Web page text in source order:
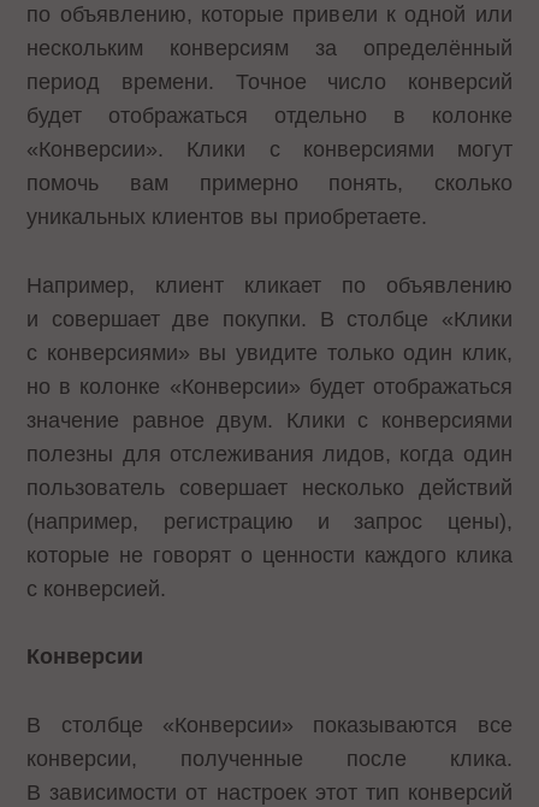
по объявлению, которые привели к одной или
нескольким конверсиям за определённый
период времени. Точное число конверсий
будет отображаться отдельно в колонке
«Конверсии». Клики с конверсиями могут
помочь вам примерно понять, сколько
уникальных клиентов вы приобретаете.
Например, клиент кликает по объявлению
и совершает две покупки. В столбце «Клики
с конверсиями» вы увидите только один клик,
но в колонке «Конверсии» будет отображаться
значение равное двум. Клики с конверсиями
полезны для отслеживания лидов, когда один
пользователь совершает несколько действий
(например, регистрацию и запрос цены),
которые не говорят о ценности каждого клика
с конверсией.
Конверсии
В столбце «Конверсии» показываются все
конверсии, полученные после клика.
В зависимости от настроек этот тип конверсий